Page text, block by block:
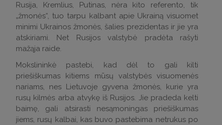
Rusija, Kremlius, Putinas, nėra kito referento, tik
„žmonės“, tuo tarpu kalbant apie Ukrainą visuomet
minimi Ukrainos žmonės, šalies prezidentas ir jie yra
atskiriami. Net Rusijos valstybė pradėta rašyti
mažąja raide.
Mokslininkė pastebi, kad dėl to gali kilti
priešiškumas kitiems mūsų valstybės visuomenės
nariams, nes Lietuvoje gyvena žmonės, kurie yra
rusų kilmės arba atvykę iš Rusijos. Jie pradeda kelti
baimę, gali atsirasti nesąmoningas priešiškumas
jiems, rusų kalbai, kas buvo pastebima netrukus po